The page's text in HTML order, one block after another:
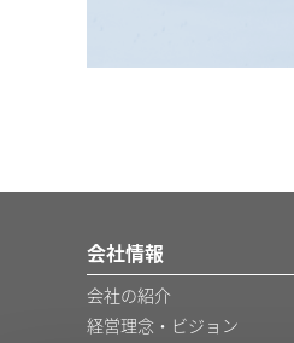
会社情報
会社の紹介
経営理念・ビジョン